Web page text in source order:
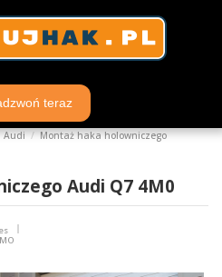
teraz
Audi
Montaż haka holowniczego
Audi Q7 4M0